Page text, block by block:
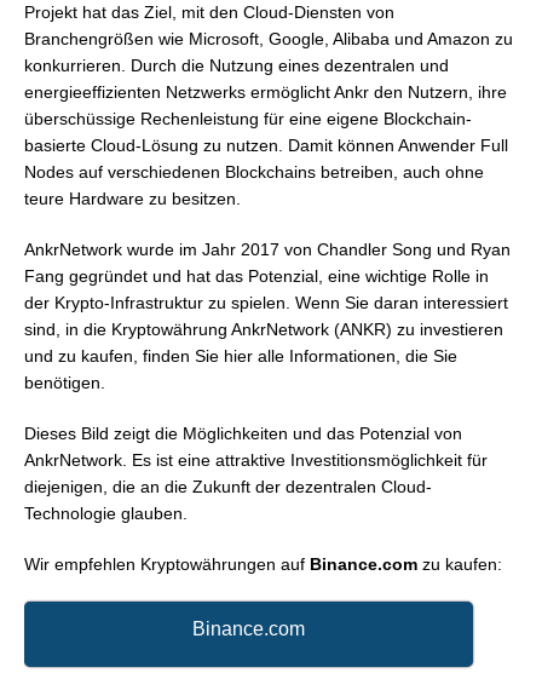
Projekt hat das Ziel, mit den Cloud-Diensten von
Branchengrößen wie Microsoft, Google, Alibaba und Amazon zu
konkurrieren. Durch die Nutzung eines dezentralen und
energieeffizienten Netzwerks ermöglicht Ankr den Nutzern, ihre
überschüssige Rechenleistung für eine eigene Blockchain-
basierte Cloud-Lösung zu nutzen. Damit können Anwender Full
Nodes auf verschiedenen Blockchains betreiben, auch ohne
teure Hardware zu besitzen.
AnkrNetwork wurde im Jahr 2017 von Chandler Song und Ryan
Fang gegründet und hat das Potenzial, eine wichtige Rolle in
der Krypto-Infrastruktur zu spielen. Wenn Sie daran interessiert
sind, in die Kryptowährung AnkrNetwork (ANKR) zu investieren
und zu kaufen, finden Sie hier alle Informationen, die Sie
benötigen.
Dieses Bild zeigt die Möglichkeiten und das Potenzial von
AnkrNetwork. Es ist eine attraktive Investitionsmöglichkeit für
diejenigen, die an die Zukunft der dezentralen Cloud-
Technologie glauben.
Wir empfehlen Kryptowährungen auf Binance.com zu kaufen:
Binance.com